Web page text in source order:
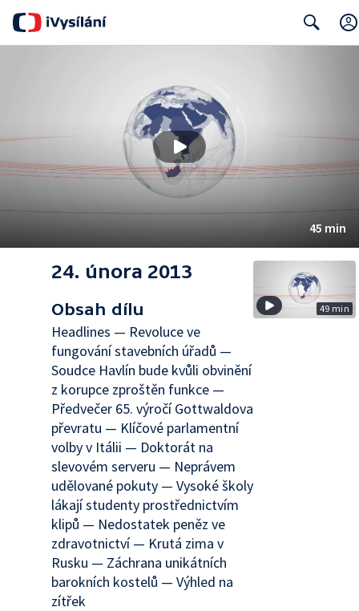
45 min
24. února 2013
Obsah dílu
Headlines — Revoluce ve
fungování stavebních úřadů —
Soudce Havlín bude kvůli obvinění
z korupce zproštěn funkce —
Předvečer 65. výročí Gottwaldova
převratu — Klíčové parlamentní
volby v Itálii — Doktorát na
slevovém serveru — Neprávem
udělované pokuty — Vysoké školy
lákají studenty prostřednictvím
klipů — Nedostatek peněz ve
zdravotnictví — Krutá zima v
Rusku — Záchrana unikátních
barokních kostelů — Výhled na
zítřek
49 min